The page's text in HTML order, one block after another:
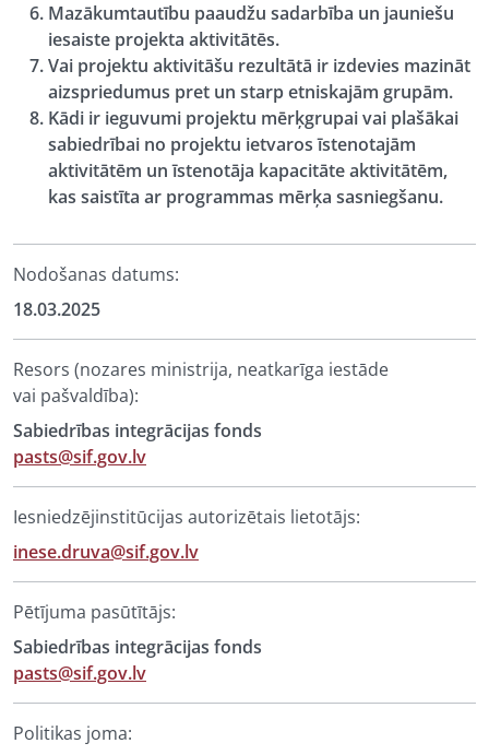
Mazākumtautību paaudžu sadarbība un jauniešu
iesaiste projekta aktivitātēs.
Vai projektu aktivitāšu rezultātā ir izdevies mazināt
aizspriedumus pret un starp etniskajām grupām.
Kādi ir ieguvumi projektu mērķgrupai vai plašākai
sabiedrībai no projektu ietvaros īstenotajām
aktivitātēm un īstenotāja kapacitāte aktivitātēm,
kas saistīta ar programmas mērķa sasniegšanu.
Nodošanas datums:
18.03.2025
Resors (nozares ministrija, neatkarīga iestāde
vai pašvaldība):
Sabiedrības integrācijas fonds
pasts@sif.gov.lv
Iesniedzējinstitūcijas autorizētais lietotājs:
inese.druva@sif.gov.lv
Pētījuma pasūtītājs:
Sabiedrības integrācijas fonds
pasts@sif.gov.lv
Politikas joma: